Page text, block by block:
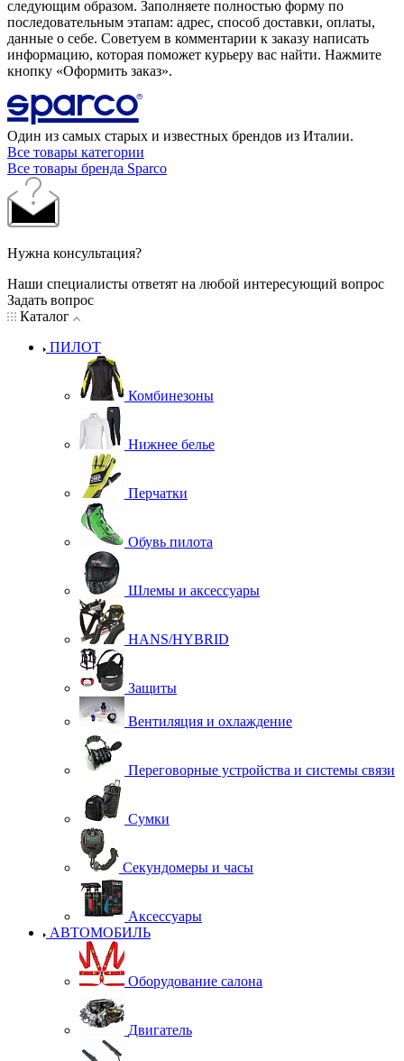
следующим образом. Заполняете полностью форму по
последовательным этапам: адрес, способ доставки, оплаты,
данные о себе. Советуем в комментарии к заказу написать
информацию, которая поможет курьеру вас найти. Нажмите
кнопку «Оформить заказ».
Один из самых старых и известных брендов из Италии.
Все товары категории
Все товары бренда Sparco
Нужна консультация?
Наши специалисты ответят на любой интересующий вопрос
Задать вопрос
Каталог
ПИЛОТ
Комбинезоны
Нижнее белье
Перчатки
Обувь пилота
Шлемы и аксессуары
HANS/HYBRID
Защиты
Вентиляция и охлаждение
Переговорные устройства и системы связи
Сумки
Секундомеры и часы
Аксессуары
АВТОМОБИЛЬ
Оборудование салона
Двигатель